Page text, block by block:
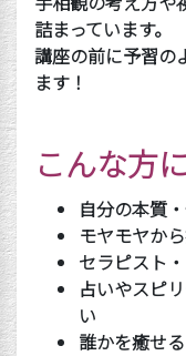
詰まっています。
講座の前に予習の
ます！
こんな方
自分の本質
モヤモヤか
セラピスト
占いやスピ
い
誰かを癒せる